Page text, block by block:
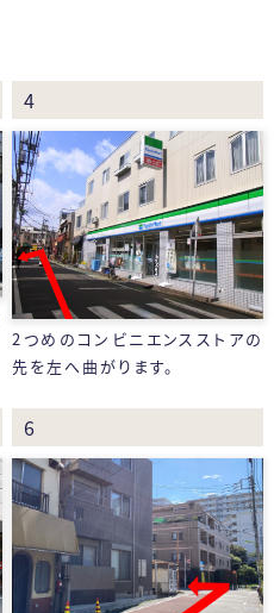
4
2つめのコンビニエンスストアの
先を左へ曲がります。
6